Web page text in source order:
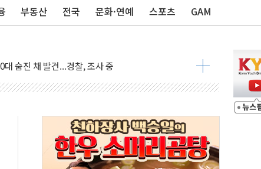
부동산 전국 문화·연예 스포츠 GAM
생…작업자 1명 숨져
차 선두 유지...金 46.01% vs 鄭 44.53%
기 당선...합산득표율 68.63%
서 정청래에 승리…金 48.54% vs 鄭 44.40%
경선 결과...김민석 48.54% 정청래 44.40%
표...김민석 47.37% 정청래 45.71% 송영길 6.92%